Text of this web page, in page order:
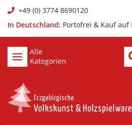
+49 (0) 3774 8690120
In Deutschland: Portofrei & Kauf auf
Alle
Kategorien